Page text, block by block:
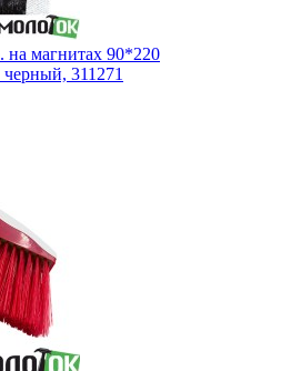
на магнитах 90*220
311271